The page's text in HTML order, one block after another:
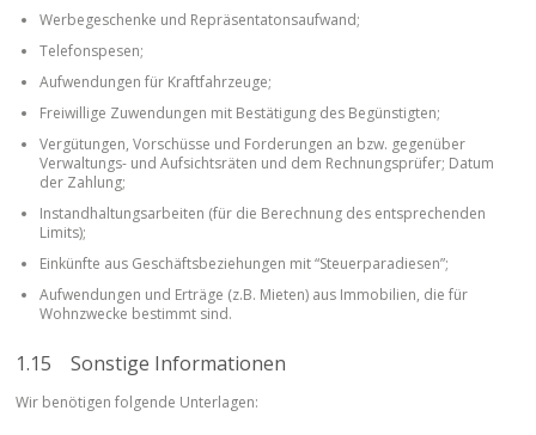
Werbegeschenke und Repräsentatonsaufwand;
Telefonspesen;
Aufwendungen für Kraftfahrzeuge;
Freiwillige Zuwendungen mit Bestätigung des Begünstigten;
Vergütungen, Vorschüsse und Forderungen an bzw. gegenüber
Verwaltungs- und Aufsichtsräten und dem Rechnungsprüfer; Datum
der Zahlung;
Instandhaltungsarbeiten (für die Berechnung des entsprechenden
Limits);
Einkünfte aus Geschäftsbeziehungen mit “Steuerparadiesen”;
Aufwendungen und Erträge (z.B. Mieten) aus Immobilien, die für
Wohnzwecke bestimmt sind.
1.15 Sonstige Informationen
Wir benötigen folgende Unterlagen: